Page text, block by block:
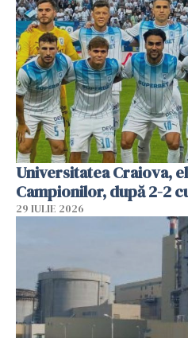
Universitatea Craiova,
Campionilor, după 2-2
29 IULIE 2026